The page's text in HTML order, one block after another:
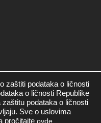
zaštiti podataka o ličnosti
o ličnosti Republike
zaštitu podataka o ličnosti
Sve o uslovima
pročitajte ovde.